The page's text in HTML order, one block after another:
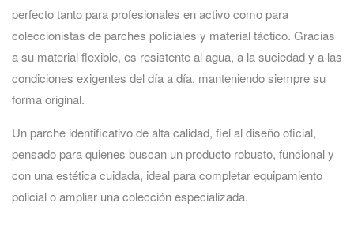
perfecto tanto para profesionales en activo como para
coleccionistas de parches policiales y material táctico. Gracias
a su material flexible, es resistente al agua, a la suciedad y a las
condiciones exigentes del día a día, manteniendo siempre su
forma original.
Un parche identificativo de alta calidad, fiel al diseño oficial,
pensado para quienes buscan un producto robusto, funcional y
con una estética cuidada, ideal para completar equipamiento
policial o ampliar una colección especializada.